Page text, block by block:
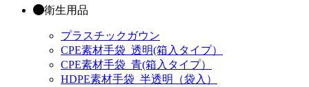
衛生用品
プラスチックガウン
CPE素材手袋_透明(箱入タイプ）
CPE素材手袋_青(箱入タイプ）
HDPE素材手袋_半透明（袋入）